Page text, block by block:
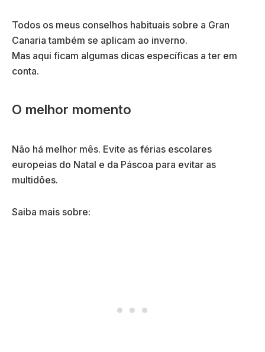
Todos os meus conselhos habituais sobre a Gran
Canaria também se aplicam ao inverno.
Mas aqui ficam algumas dicas específicas a ter em
conta.
O melhor momento
Não há melhor mês. Evite as férias escolares
europeias do Natal e da Páscoa para evitar as
multidões.
Saiba mais sobre: